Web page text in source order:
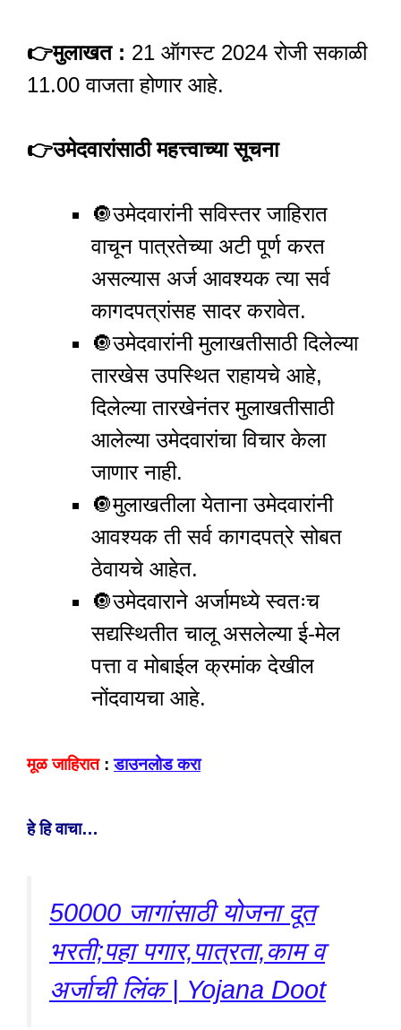
👉मुलाखत : 21 ऑगस्ट 2024 रोजी सकाळी
11.00 वाजता होणार आहे.
👉उमेदवारांसाठी महत्त्वाच्या सूचना
🔘उमेदवारांनी सविस्तर जाहिरात
वाचून पात्रतेच्या अटी पूर्ण करत
असल्यास अर्ज आवश्यक त्या सर्व
कागदपत्रांसह सादर करावेत.
🔘उमेदवारांनी मुलाखतीसाठी दिलेल्या
तारखेस उपस्थित राहायचे आहे,
दिलेल्या तारखेनंतर मुलाखतीसाठी
आलेल्या उमेदवारांचा विचार केला
जाणार नाही.
🔘मुलाखतीला येताना उमेदवारांनी
आवश्यक ती सर्व कागदपत्रे सोबत
ठेवायचे आहेत.
🔘उमेदवाराने अर्जामध्ये स्वतःच
सद्यस्थितीत चालू असलेल्या ई-मेल
पत्ता व मोबाईल क्रमांक देखील
नोंदवायचा आहे.
मूळ जाहिरात:डाउनलोड करा
हे हि वाचा…
50000 जागांसाठी योजना दूत
भरती;पहा पगार,पात्रता,काम व
अर्जाची लिंक | Yojana Doot